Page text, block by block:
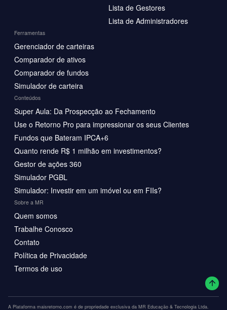
Lista de Gestores
Lista de Administradores
Ferramentas
Gerenciador de carteiras
Comparador de ativos
Comparador de fundos
Simulador de carteira
Conteúdos
Super Aula: Da Prospecção ao Fechamento
Use o Retorno Pro para impressionar os seus Clientes
Fundos que Bateram IPCA+6
Quanto rende R$ 1 milhão em investimentos?
Gestor de ações 360
Simulador PGBL
Simulador: Investir em um imóvel ou em FIIs?
Sobre a MR
Quem somos
Trabalhe Conosco
Contato
Política de Privacidade
Termos de uso
A Plataforma maisretorno.com é de propriedade exclusiva da MR Educação & Tecnologia Ltda.